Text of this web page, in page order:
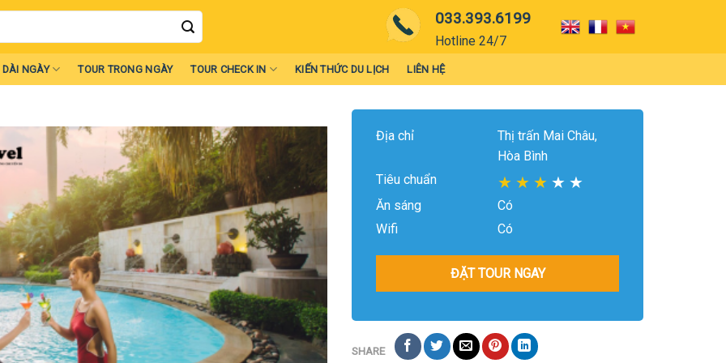
033.393.6199
Hotline 24/7
DÀI NGÀY TOUR TRONG NGÀY TOUR CHECK IN KIẾN THỨC DU LỊCH LIÊN HỆ
Địa chỉ
Thị trấn Mai Châu,
Hòa Bình
Tiêu chuẩn
★ ★ ★ ★ ★
Ăn sáng
Có
Wifi
Có
ĐẶT TOUR NGAY
SHARE